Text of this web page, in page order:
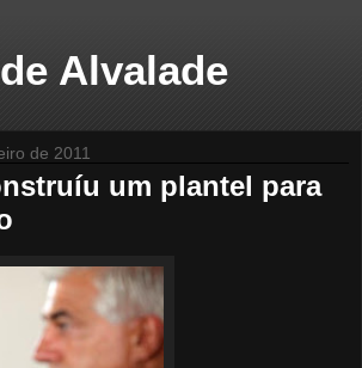
Alvalade
de 2011
um plantel para